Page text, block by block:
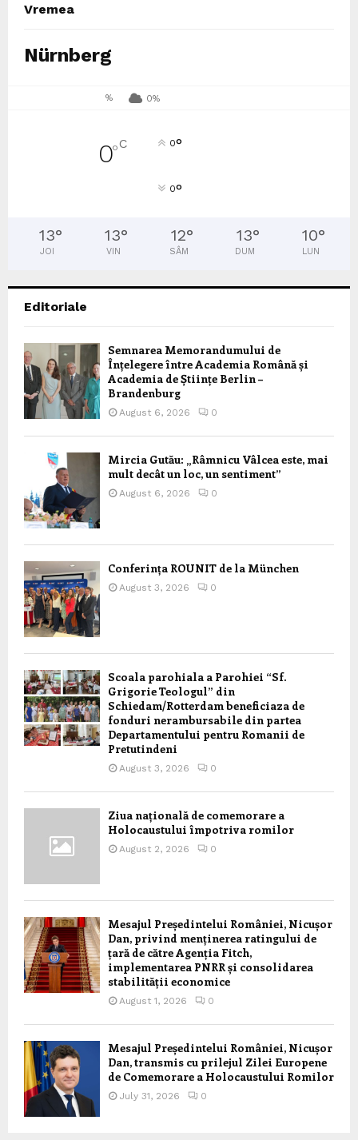
Vremea
Nürnberg
% 0%
0°C 0°
0°
13°
JOI
13°
VIN
12°
SÂM
13°
DUM
10°
LUN
Editoriale
Semnarea Memorandumului de
Înțelegere între Academia Română și
Academia de Științe Berlin –
Brandenburg
August 6, 2026 0
Mircia Gutău: „Râmnicu Vâlcea este, mai
mult decât un loc, un sentiment”
August 6, 2026 0
Conferința ROUNIT de la München
August 3, 2026 0
Scoala parohiala a Parohiei “Sf.
Grigorie Teologul” din
Schiedam/Rotterdam beneficiaza de
fonduri nerambursabile din partea
Departamentului pentru Romanii de
Pretutindeni
August 3, 2026 0
Ziua națională de comemorare a
Holocaustului împotriva romilor
August 2, 2026 0
Mesajul Președintelui României, Nicușor
Dan, privind menținerea ratingului de
țară de către Agenția Fitch,
implementarea PNRR și consolidarea
stabilității economice
August 1, 2026 0
Mesajul Președintelui României, Nicușor
Dan, transmis cu prilejul Zilei Europene
de Comemorare a Holocaustului Romilor
July 31, 2026 0